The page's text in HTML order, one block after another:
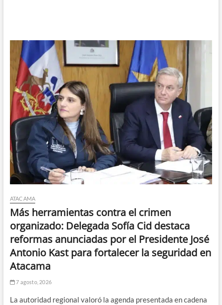
ATACAMA
Más herramientas contra el crimen
organizado: Delegada Sofía Cid destaca
reformas anunciadas por el Presidente José
Antonio Kast para fortalecer la seguridad en
Atacama
7 agosto, 2026
La autoridad regional valoró la agenda presentada en cadena